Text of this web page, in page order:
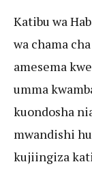
Katibu wa
wa chama
amesema
umma
kuondosha
mwandishi
kujiingiza